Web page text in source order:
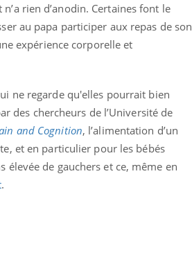
rien d’anodin. Certaines font le
au papa participer aux repas de son
expérience corporelle et
ne regarde qu'elles pourrait bien
des chercheurs de l’Université de
and Cognition, l’alimentation d’un
et en particulier pour les bébés
élevée de gauchers et ce, même en
.